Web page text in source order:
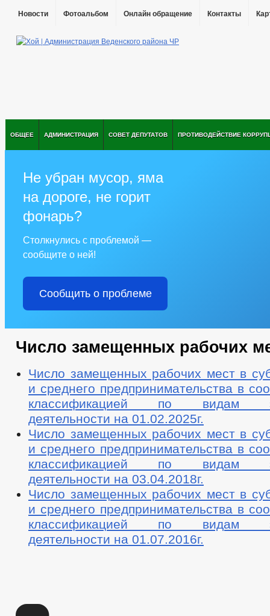
Новости Фотоальбом Онлайн обращение Контакты
ОБЩЕЕ АДМИНИСТРАЦИЯ СОВЕТ ДЕПУТАТОВ ПРОТИВОДЕЙСТВИЕ
Не убран мусор, яма
на дороге, не горит
фонарь?
Столкнулись с проблемой —
сообщите о ней!
Сообщить о проблеме
Число замещенных рабочих
Число замещенных рабочих мест в
и среднего предпринимательства в
классификацией по видам
деятельности на 01.02.2025г.
Число замещенных рабочих мест в
и среднего предпринимательства в
классификацией по видам
деятельности на 03.04.2018г.
Число замещенных рабочих мест в
и среднего предпринимательства в
классификацией по видам
деятельности на 01.07.2016г.